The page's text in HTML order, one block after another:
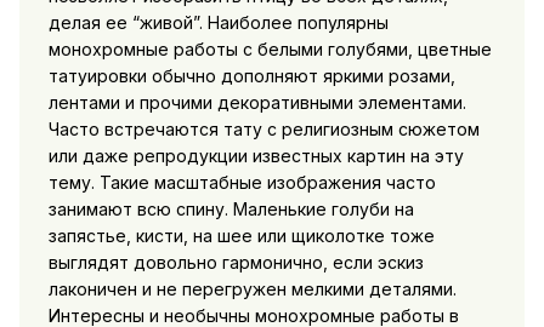
делая ее “живой”. Наиболее популярны
монохромные работы с белыми голубями, цветные
татуировки обычно дополняют яркими розами,
лентами и прочими декоративными элементами.
Часто встречаются тату с религиозным сюжетом
или даже репродукции известных картин на эту
тему. Такие масштабные изображения часто
занимают всю спину. Маленькие голуби на
запястье, кисти, на шее или щиколотке тоже
выглядят довольно гармонично, если эскиз
лаконичен и не перегружен мелкими деталями.
Интересны и необычны монохромные работы в